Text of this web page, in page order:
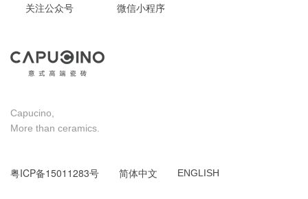
关注公众号 微信小程序
Capucino,
More than ceramics.
粤ICP备15011283号 简体中文 ENGLISH